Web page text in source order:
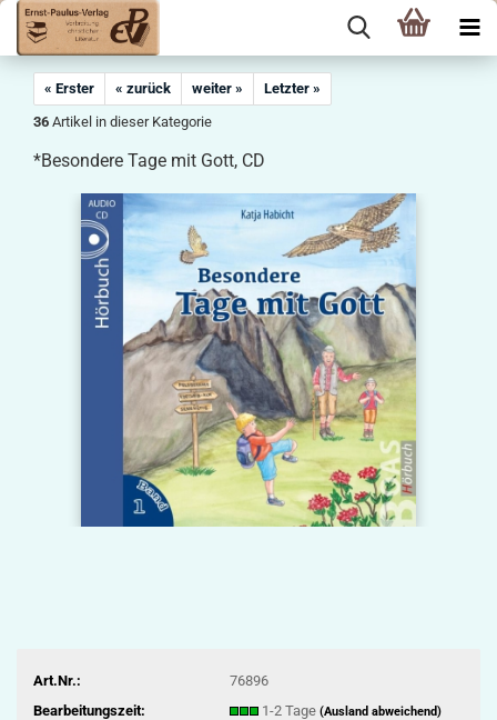
« Erster « zurück weiter »
Letzter »
36 Artikel in dieser Kategorie
*Besondere Tage mit Gott, CD
Art.Nr.:
76896
Bearbeitungszeit:
1-2 Tage (Ausland abweichend)